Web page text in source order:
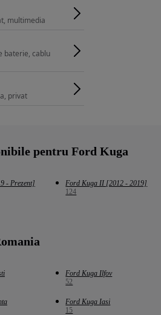
multimedia
baterie, cablu
privat
pentru Ford Kuga
- Prezent]
Ford Kuga II [2012 - 2019]
124
Ford Kuga Ilfov
52
Ford Kuga Iasi
15